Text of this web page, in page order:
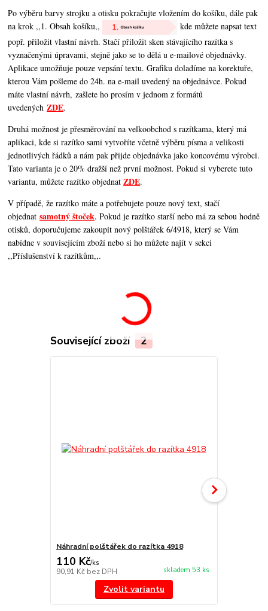
Po výběru barvy strojku a otisku pokračujte vložením do košíku, dále pak
na krok ,,1. Obsah košíku,,
kde můžete napsat text
popř. přiložit vlastní návrh. Stačí přiložit sken stávajícího razítka s
vyznačenými úpravami, stejně jako se to dělá u e-mailové objednávky.
Aplikace umožňuje pouze vepsání textu. Grafiku doladíme na korektuře,
kterou Vám pošleme do 24h. na e-mail uvedený na objednávce. Pokud
máte vlastní návrh, zašlete ho prosím v jednom z formátů
uvedenýchZDE.
Druhá možnost je přesměrování na velkoobchod s razítkama, který má
aplikaci, kde si razítko sami vytvoříte včetně výběru písma a velikosti
jednotlivých řádků a nám pak přijde objednávka jako koncovému výrobci.
Tato varianta je o 20% dražší než první možnost. Pokud si vyberete tuto
variantu, můžete razítko objednatZDE.
V případě, že razítko máte a potřebujete pouze nový text, stačí
objednatsamotný štoček. Pokud je razítko starší nebo má za sebou hodně
otisků, doporučujeme zakoupit nový polštářek 6/4918, který se Vám
nabídne v souvisejícím zboží nebo si ho můžete najít v sekci
,,Příslušenství k razítkům,,.
Související zboží 2
Náhradní polštářek do razítka 4918
110 Kč/ks
90,91 Kč bez DPH skladem 53 ks
Zvolit variantu